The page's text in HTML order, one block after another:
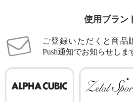
使用ブラン
ご登録いただくと商品
Push通知でお知らせしま